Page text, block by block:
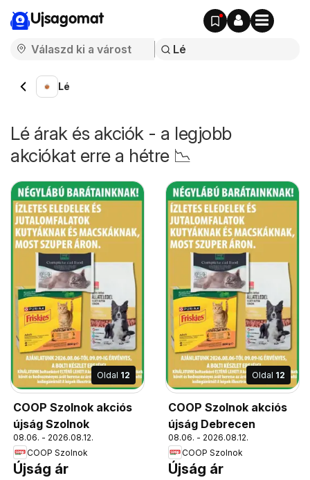
Ujsagomat
Lé
Lé árak és akciók - a legjobb
akciókat erre a hétre 📉
Oldal 12
COOP Szolnok akciós
újság Szolnok
08.06. - 2026.08.12.
COOP Szolnok
Újság ár
Oldal 12
COOP Szolnok akciós
újság Debrecen
08.06. - 2026.08.12.
COOP Szolnok
Újság ár